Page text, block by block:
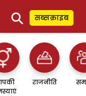
⚲ सब्सक्राइब
राजनीति